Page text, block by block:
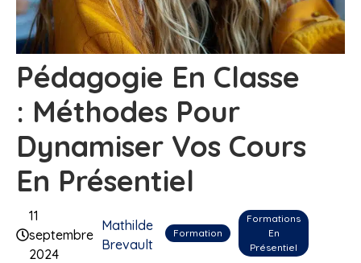
Pédagogie En Classe
: Méthodes Pour
Dynamiser Vos Cours
En Présentiel
11
septembre
2024
Mathilde
Brevault
Formation
Formations
En
Présentiel